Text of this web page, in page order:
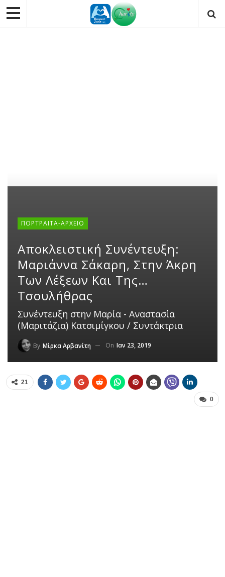
ΠΟΡΤΡΑΙΤΑ-ΑΡΧΕΙΟ
Αποκλειστική Συνέντευξη:
Μαριάννα Σάκαρη, Στην Άκρη
Των Λέξεων Και Της…
Τσουλήθρας
Συνέντευξη στην Μαρία - Αναστασία
(Μαριτάζια) Κατσιμίγκου / Συντάκτρια
By Μίρκα Αρβανίτη On Ιαν 23, 2019
21
0